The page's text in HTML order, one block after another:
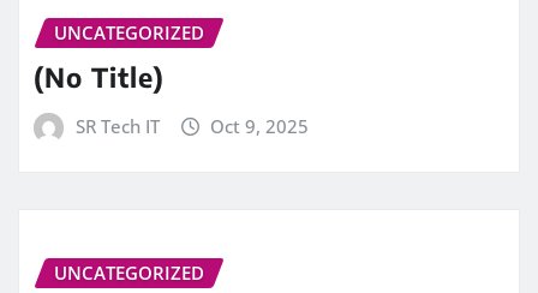
UNCATEGORIZED
(No Title)
SR Tech IT Oct 9, 2025
UNCATEGORIZED